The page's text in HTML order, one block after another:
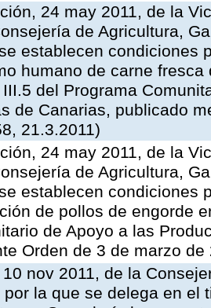
24 may 2011, de la
de Agricultura,
establecen condiciones
humano de carne
del Programa
de Canarias, publicado
21.3.2011)
24 may 2011, de la
de Agricultura,
establecen condiciones
de pollos de engorde
de Apoyo a las
Orden de 3 de marzo de
10 nov 2011, de la
por la que se delega en el